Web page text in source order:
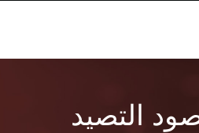
التصيد